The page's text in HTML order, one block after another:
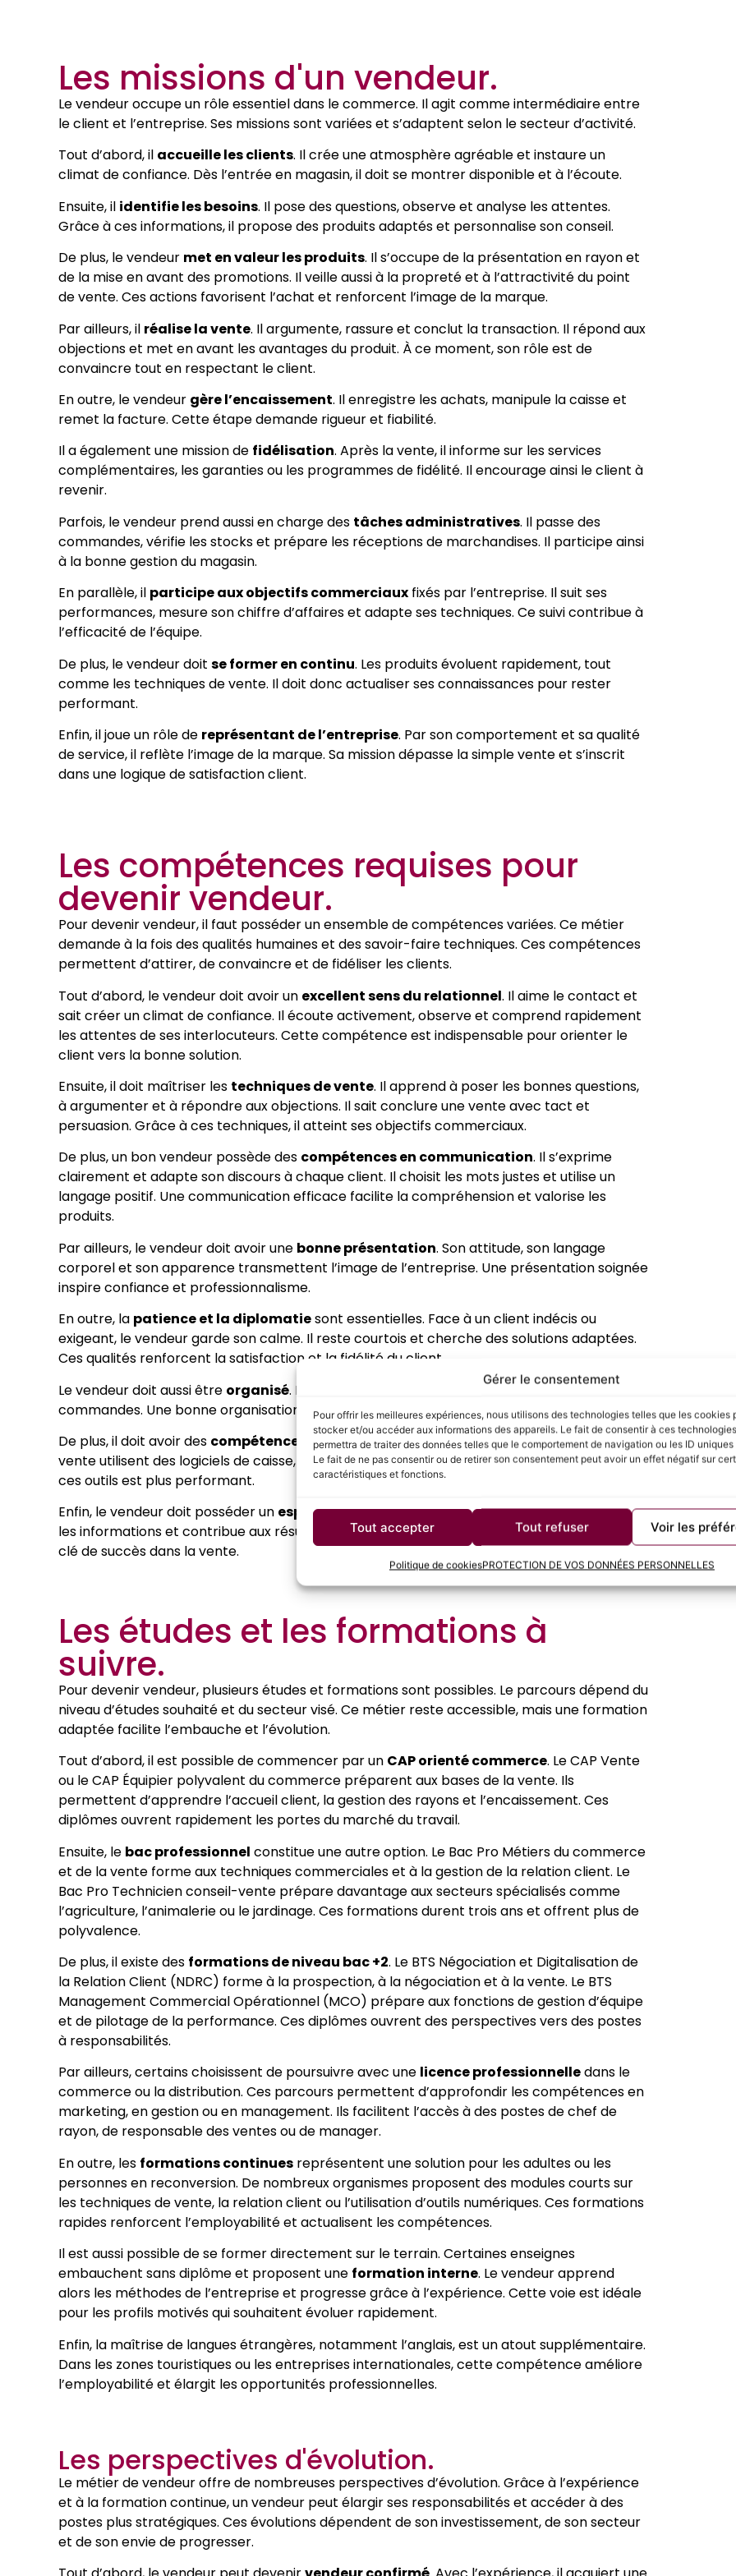
Gérer le consentement
Pour offrir les meilleures expériences, nous utilisons des technologies telles que les cookies
stocker et/ou accéder aux informations des appareils. Le fait de consentir à ces
permettra de traiter des données telles que le comportement de navigation ou les ID uniques
Le fait de ne pas consentir ou de retirer son consentement peut avoir un effet négatif sur
caractéristiques et fonctions.
Tout accepter Tout refuser Voir les
Politique de cookiesPROTECTION DE VOS DONNÉES PERSONNELLES
Les missions d'un vendeur.
Le vendeur occupe un rôle essentiel dans le commerce. Il agit comme intermédiaire entre
le client et l’entreprise. Ses missions sont variées et s’adaptent selon le secteur d’activité.
Tout d’abord, il accueille les clients. Il crée une atmosphère agréable et instaure un
climat de confiance. Dès l’entrée en magasin, il doit se montrer disponible et à l’écoute.
Ensuite, il identifie les besoins. Il pose des questions, observe et analyse les attentes.
Grâce à ces informations, il propose des produits adaptés et personnalise son conseil.
De plus, le vendeur met en valeur les produits. Il s’occupe de la présentation en rayon et
de la mise en avant des promotions. Il veille aussi à la propreté et à l’attractivité du point
de vente. Ces actions favorisent l’achat et renforcent l’image de la marque.
Par ailleurs, il réalise la vente. Il argumente, rassure et conclut la transaction. Il répond aux
objections et met en avant les avantages du produit. À ce moment, son rôle est de
convaincre tout en respectant le client.
En outre, le vendeur gère l’encaissement. Il enregistre les achats, manipule la caisse et
remet la facture. Cette étape demande rigueur et fiabilité.
Il a également une mission de fidélisation. Après la vente, il informe sur les services
complémentaires, les garanties ou les programmes de fidélité. Il encourage ainsi le client à
revenir.
Parfois, le vendeur prend aussi en charge des tâches administratives. Il passe des
commandes, vérifie les stocks et prépare les réceptions de marchandises. Il participe ainsi
à la bonne gestion du magasin.
En parallèle, il participe aux objectifs commerciaux fixés par l’entreprise. Il suit ses
performances, mesure son chiffre d’affaires et adapte ses techniques. Ce suivi contribue à
l’efficacité de l’équipe.
De plus, le vendeur doit se former en continu. Les produits évoluent rapidement, tout
comme les techniques de vente. Il doit donc actualiser ses connaissances pour rester
performant.
Enfin, il joue un rôle de représentant de l’entreprise. Par son comportement et sa qualité
de service, il reflète l’image de la marque. Sa mission dépasse la simple vente et s’inscrit
dans une logique de satisfaction client.
Les compétences requises pour
devenir vendeur.
Pour devenir vendeur, il faut posséder un ensemble de compétences variées. Ce métier
demande à la fois des qualités humaines et des savoir-faire techniques. Ces compétences
permettent d’attirer, de convaincre et de fidéliser les clients.
Tout d’abord, le vendeur doit avoir un excellent sens du relationnel. Il aime le contact et
sait créer un climat de confiance. Il écoute activement, observe et comprend rapidement
les attentes de ses interlocuteurs. Cette compétence est indispensable pour orienter le
client vers la bonne solution.
Ensuite, il doit maîtriser les techniques de vente. Il apprend à poser les bonnes questions,
à argumenter et à répondre aux objections. Il sait conclure une vente avec tact et
persuasion. Grâce à ces techniques, il atteint ses objectifs commerciaux.
De plus, un bon vendeur possède des compétences en communication. Il s’exprime
clairement et adapte son discours à chaque client. Il choisit les mots justes et utilise un
langage positif. Une communication efficace facilite la compréhension et valorise les
produits.
Par ailleurs, le vendeur doit avoir une bonne présentation. Son attitude, son langage
corporel et son apparence transmettent l’image de l’entreprise. Une présentation soignée
inspire confiance et professionnalisme.
En outre, la patience et la diplomatiesont essentielles. Face à un client indécis ou
exigeant, le vendeur garde son calme. Il reste courtois et cherche des solutions adaptées.
Ces qualités renforcent la satisfaction et la fidélité du client.
Le vendeur doit aussi être organisé. Il gère les stocks, prépare les rayons et suit les
commandes. Une bonne organisation lui permet d’être efficace et de gagner du temps.
De plus, il doit avoir des compétences numériques. Aujourd’hui, de nombreux points de
vente utilisent des logiciels de caisse, de gestion ou de suivi client. Un vendeur à l’aise avec
ces outils est plus performant.
Enfin, le vendeur doit posséder un esprit d’équipe. Il collabore avec ses collègues, partage
les informations et contribue aux résultats collectifs. La cohésion de groupe est un facteur
clé de succès dans la vente.
Les études et les formations à
suivre.
Pour devenir vendeur, plusieurs études et formations sont possibles. Le parcours dépend du
niveau d’études souhaité et du secteur visé. Ce métier reste accessible, mais une formation
adaptée facilite l’embauche et l’évolution.
Tout d’abord, il est possible de commencer par un CAP orienté commerce. Le CAP Vente
ou le CAP Équipier polyvalent du commerce préparent aux bases de la vente. Ils
permettent d’apprendre l’accueil client, la gestion des rayons et l’encaissement. Ces
diplômes ouvrent rapidement les portes du marché du travail.
Ensuite, le bac professionnel constitue une autre option. Le Bac Pro Métiers du commerce
et de la vente forme aux techniques commerciales et à la gestion de la relation client. Le
Bac Pro Technicien conseil-vente prépare davantage aux secteurs spécialisés comme
l’agriculture, l’animalerie ou le jardinage. Ces formations durent trois ans et offrent plus de
polyvalence.
De plus, il existe des formations de niveau bac +2. Le BTS Négociation et Digitalisation de
la Relation Client (NDRC) forme à la prospection, à la négociation et à la vente. Le BTS
Management Commercial Opérationnel (MCO) prépare aux fonctions de gestion d’équipe
et de pilotage de la performance. Ces diplômes ouvrent des perspectives vers des postes
à responsabilités.
Par ailleurs, certains choisissent de poursuivre avec une licence professionnelledans le
commerce ou la distribution. Ces parcours permettent d’approfondir les compétences en
marketing, en gestion ou en management. Ils facilitent l’accès à des postes de chef de
rayon, de responsable des ventes ou de manager.
En outre, les formations continues représentent une solution pour les adultes ou les
personnes en reconversion. De nombreux organismes proposent des modules courts sur
les techniques de vente, la relation client ou l’utilisation d’outils numériques. Ces formations
rapides renforcent l’employabilité et actualisent les compétences.
Il est aussi possible de se former directement sur le terrain. Certaines enseignes
embauchent sans diplôme et proposent une formation interne. Le vendeur apprend
alors les méthodes de l’entreprise et progresse grâce à l’expérience. Cette voie est idéale
pour les profils motivés qui souhaitent évoluer rapidement.
Enfin, la maîtrise de langues étrangères, notamment l’anglais, est un atout supplémentaire.
Dans les zones touristiques ou les entreprises internationales, cette compétence améliore
l’employabilité et élargit les opportunités professionnelles.
Les perspectives d'évolution.
Le métier de vendeur offre de nombreuses perspectives d’évolution. Grâce à l’expérience
et à la formation continue, un vendeur peut élargir ses responsabilités et accéder à des
postes plus stratégiques. Ces évolutions dépendent de son investissement, de son secteur
et de son envie de progresser.